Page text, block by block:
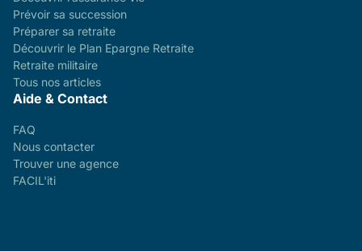
Prévoir sa succession
Préparer sa retraite
Découvrir le Plan Epargne Retraite
Retraite militaire
Tous nos articles
Aide & Contact
FAQ
Nous contacter
Trouver une agence
FACIL'iti